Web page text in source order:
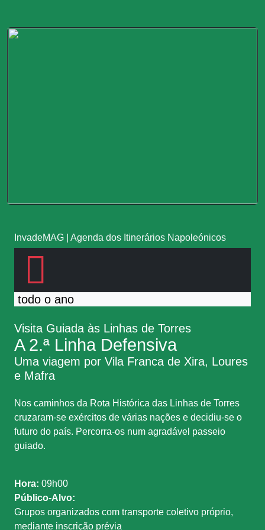
InvadeMAG Agenda dos Itinerários Napoleónicos
todo o ano
Visita Guiada às Linhas de Torres
A 2.ª Linha Defensiva
Uma viagem por Vila Franca de Xira, Loures
e Mafra
Nos caminhos da Rota Histórica das Linhas de Torres
cruzaram-se exércitos de várias nações e decidiu-se o
futuro do país. Percorra-os num agradável passeio
guiado.
Hora: 09h00
Público-Alvo:
Grupos organizados com transporte coletivo próprio,
mediante inscrição prévia